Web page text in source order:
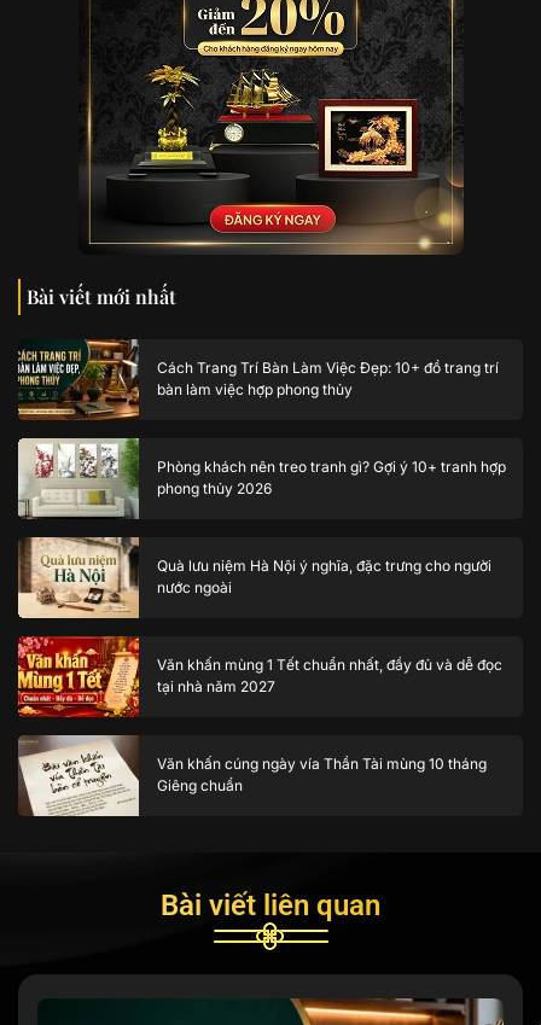
Bài viết mới nhất
Cách Trang Trí Bàn Làm Việc Đẹp: 10+ đồ trang trí
bàn làm việc hợp phong thủy
Phòng khách nên treo tranh gì? Gợi ý 10+ tranh hợp
phong thủy 2026
Quà lưu niệm Hà Nội ý nghĩa, đặc trưng cho người
nước ngoài
Văn khấn mùng 1 Tết chuẩn nhất, đầy đủ và dễ đọc
tại nhà năm 2027
Văn khấn cúng ngày vía Thần Tài mùng 10 tháng
Giêng chuẩn
Bài viết liên quan